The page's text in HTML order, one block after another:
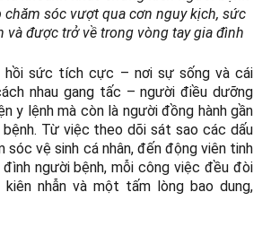
sóc vượt qua cơn nguy kịch, sức
và được trở về trong vòng tay gia đình
hồi sức tích cực – nơi sự sống và cái
nhau gang tấc – người điều dưỡng
y lệnh mà còn là người đồng hành gần
Từ việc theo dõi sát sao các dấu
sóc vệ sinh cá nhân, đến động viên tinh
người bệnh, mỗi công việc đều đòi
nhẫn và một tấm lòng bao dung,